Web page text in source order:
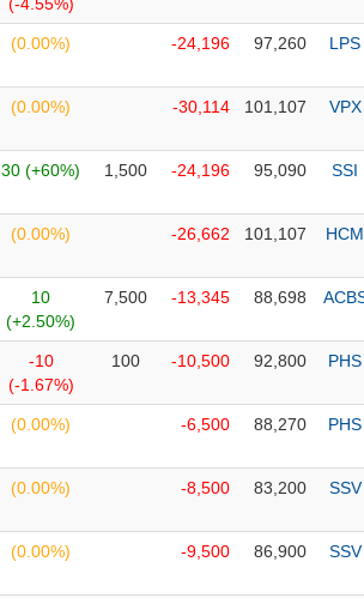
(0.00%) -24,196 97,260 LPS
(0.00%) -30,114 101,107 VPX
30 (+60%) 1,500 -24,196 95,090 SSI
(0.00%) -26,662 101,107 HCM
10
(+2.50%)
7,500 -13,345 88,698
-10
(-1.67%)
100 -10,500 92,800 PHS
(0.00%) -6,500 88,270 PHS
(0.00%) -8,500 83,200 SSV
(0.00%) -9,500 86,900 SSV